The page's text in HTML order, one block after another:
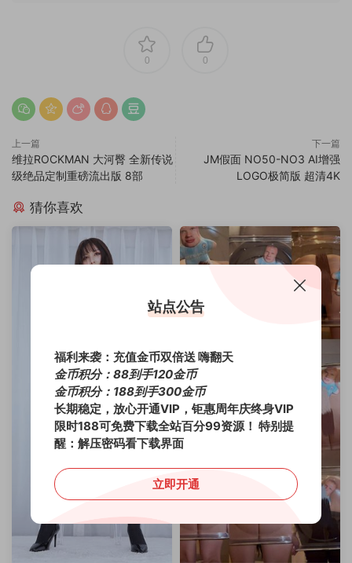
0 0
上一篇
维拉ROCKMAN 大河臀 全新传说
级绝品定制重磅流出版 8部
下一篇
JM假面 NO50-NO3 AI增强
LOGO极简版 超清4K
猜你喜欢
站点公告
福利来袭：充值金币双倍送 嗨翻天
金币积分：88到手120金币
金币积分：188到手300金币
长期稳定，放心开通VIP，钜惠周年庆终身VIP
限时188可免费下载全站百分99资源！ 特别提
醒：解压密码看下载界面
立即开通